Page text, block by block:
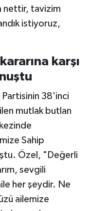
nettir, tavizim
istiyoruz,
karşı
38'inci
mutlak butlan
Sahip
Özel, "Değerli
sevgili
her şeydir. Ne
ailemize